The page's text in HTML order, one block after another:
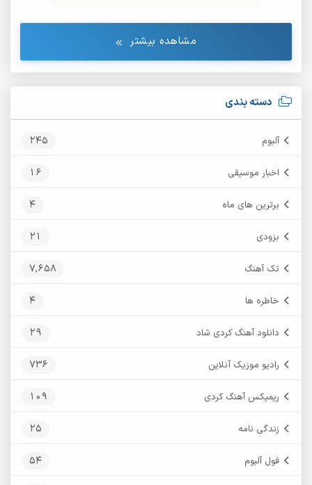
دسته بندی
آلبوم 245
اخبار موسیقی 16
برترین های ماه 4
بزودی 21
تک آهنگ 7,658
خاطره ها 4
دانلود آهنگ کردی شاد 29
رادیو موزیک آنلاین 736
ریمیکس آهنگ کردی 109
زندگی نامه 25
فول آلبوم 54
مشاهده بیشتر